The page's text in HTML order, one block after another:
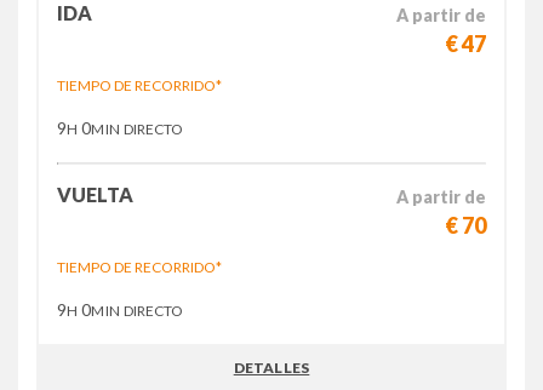
IDA A partir de
€ 47
TIEMPO DE RECORRIDO*
9H 0MIN DIRECTO
VUELTA A partir de
€ 70
TIEMPO DE RECORRIDO*
9H 0MIN DIRECTO
DETALLES